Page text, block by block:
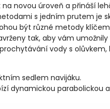
novou úroveň a přináší
s jedním prutem je
být různé metody
tak, aby vám
vody s olůvkem,
sedlem navijáku.
dynamickou parabolickou